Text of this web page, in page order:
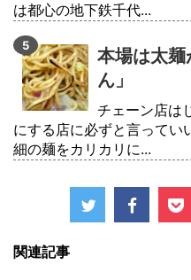
は都心の地下鉄千代...
本場は太
ん」
チェーン店は
にする店に必ずと言ってい
細の麺をカリカリに...
関連記事